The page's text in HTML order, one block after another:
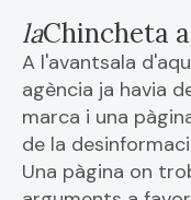
laChincheta
A l'avantsala
agència ja havia
marca i una
de la
Una pàgina on